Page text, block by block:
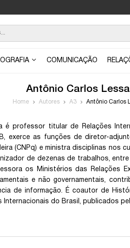
COMUNICAÇÃO
Antônio Carlos Lessa
Home Autores A3 Antônio Carlos
é professor titular de Relações
exerce as funções de diretor-
(CNPq) e ministra disciplinas nos
de dezenas de trabalhos,
os Ministérios das Relações
e não governamentais,
de informação. É coautor de
Internacionais do Brasil, publicados